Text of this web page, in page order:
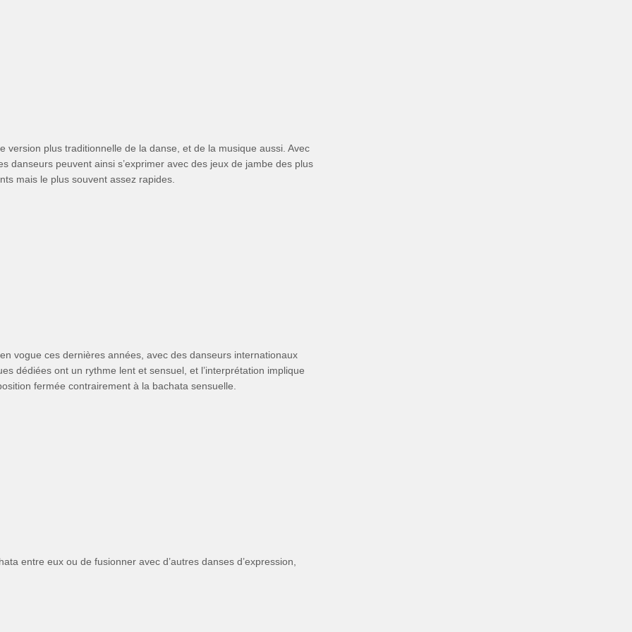
version plus traditionnelle de la danse, et de la musique aussi. Avec
danseurs peuvent ainsi s’exprimer avec des jeux de jambe des plus
mais le plus souvent assez rapides.
vogue ces dernières années, avec des danseurs internationaux
dédiées ont un rythme lent et sensuel, et l’interprétation implique
fermée contrairement à la bachata sensuelle.
entre eux ou de fusionner avec d’autres danses d’expression,